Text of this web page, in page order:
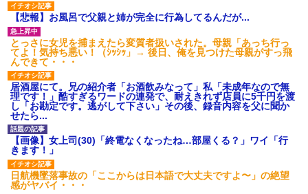
【悲報】お風呂で父親と姉が完全に行為してるんだが...
とっさに女児を捕まえたら変質者扱いされた。母親「あっち行っ
てよ！気持ち悪い！（ｼｯｼｯ」→ 後日、俺を見つけた母親がすっ飛
んできて・・・
居酒屋にて。兄の紹介者「お酒飲みなって」私「未成年なので無
理です！」酷すぎるワードの連発で、耐えきれず店員に5千円を渡
し「お勘定です。逃がして下さい」その後、録音内容を父に聞か
せたら...
【画像】女上司(30)「終電なくなったね…部屋くる？」ワイ「行
きます！」
日航機墜落事故の「ここからは日本語で大丈夫ですよ〜」の絶望
感がヤバイ・・・